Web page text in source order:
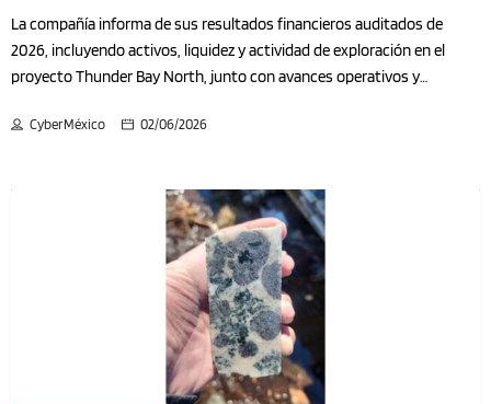
Baja California
La compañía informa de sus resultados financieros auditados de
2026, incluyendo activos, liquidez y actividad de exploración en el
proyecto Thunder Bay North, junto con avances operativos y
la "Compañía") (TSX.V:AIR)(FRA:CKU)(OTCQB:CLRMF) anuncia que ha
ejercicio finalizado el 31 de enero de 2026, disponibles para su consulta
en www.sedarplus.ca. Aspectos financieros destacados Activos
totales a 31 de enero de 2026 de 36.226.670 dólares. Efectivo total a 31
de enero de 2026 de 1.133.766 dólares. Déficit de capital de trabajo a 31
de enero de 2026 de 2.281.241 dólares. Patrimonio neto a 31 de enero
de 2026 de 32.604.804 dólares. Durante el ejercicio finalizado el 31 de
enero de 2026, la Compañía […]
CyberMéxico 02/06/2026